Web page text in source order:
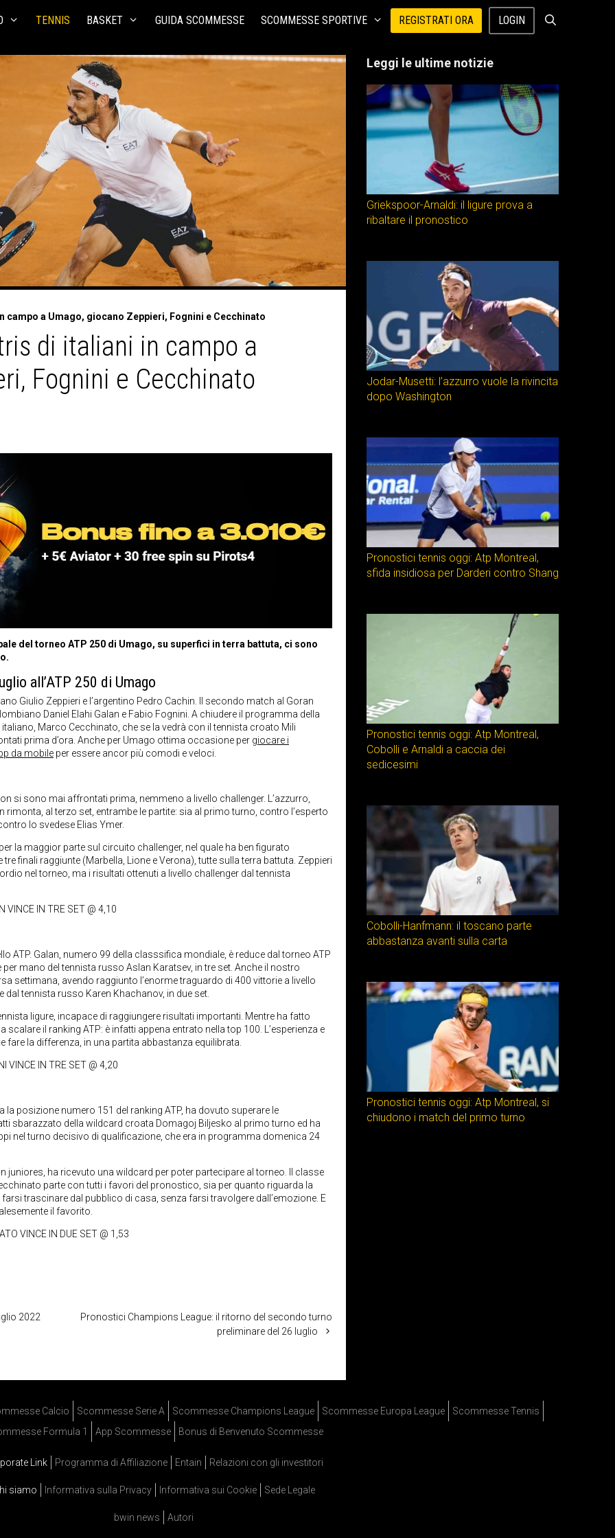
TENNIS BASKET GUIDA SCOMMESSE SCOMMESSE SPORTIVE REGISTRATI ORA LOGIN
a Umago, giocano Zeppieri, Fognini e Cecchinato
di italiani in campo a
Fognini e Cecchinato
del torneo ATP 250 di Umago, su superfici in terra battuta, ci sono
all’ATP 250 di Umago
Giulio Zeppieri e l’argentino Pedro Cachin. Il secondo match al Goran
Daniel Elahi Galan e Fabio Fognini. A chiudere il programma della
Marco Cecchinato, che se la vedrà con il tennista croato Mili
prima d’ora. Anche per Umago ottima occasione per giocare i
da mobile per essere ancor più comodi e veloci.
si sono mai affrontati prima, nemmeno a livello challenger. L’azzurro,
al terzo set, entrambe le partite: sia al primo turno, contro l’esperto
lo svedese Elias Ymer.
la maggior parte sul circuito challenger, nel quale ha ben figurato
finali raggiunte (Marbella, Lione e Verona), tutte sulla terra battuta. Zeppieri
nel torneo, ma i risultati ottenuti a livello challenger dal tennista
VINCE IN TRE SET @ 4,10
ATP. Galan, numero 99 della classsifica mondiale, è reduce dal torneo ATP
mano del tennista russo Aslan Karatsev, in tre set. Anche il nostro
settimana, avendo raggiunto l’enorme traguardo di 400 vittorie a livello
tennista russo Karen Khachanov, in due set.
ligure, incapace di raggiungere risultati importanti. Mentre ha fatto
il ranking ATP: è infatti appena entrato nella top 100. L’esperienza e
la differenza, in una partita abbastanza equilibrata.
VINCE IN TRE SET @ 4,20
posizione numero 151 del ranking ATP, ha dovuto superare le
sbarazzato della wildcard croata Domagoj Biljesko al primo turno ed ha
nel turno decisivo di qualificazione, che era in programma domenica 24
juniores, ha ricevuto una wildcard per poter partecipare al torneo. Il classe
parte con tutti i favori del pronostico, sia per quanto riguarda la
trascinare dal pubblico di casa, senza farsi travolgere dall’emozione. E
il favorito.
VINCE IN DUE SET @ 1,53
2022
Pronostici Champions League: il ritorno del secondo turno
preliminare del 26 luglio
Leggi le ultime notizie
Griekspoor-Arnaldi: il ligure prova a
ribaltare il pronostico
Jodar-Musetti: l’azzurro vuole la rivincita
dopo Washington
Pronostici tennis oggi: Atp Montreal,
sfida insidiosa per Darderi contro Shang
Pronostici tennis oggi: Atp Montreal,
Cobolli e Arnaldi a caccia dei
sedicesimi
Cobolli-Hanfmann: il toscano parte
abbastanza avanti sulla carta
Pronostici tennis oggi: Atp Montreal, si
chiudono i match del primo turno
Calcio Scommesse Serie A Scommesse Champions League Scommesse Europa League
Scommesse Tennis
Formula 1
App Scommesse Bonus di Benvenuto Scommesse
Link Programma di Affiliazione Entain Relazioni con gli investitori
siamo Informativa sulla Privacy Informativa sui Cookie Sede Legale
bwin news Autori